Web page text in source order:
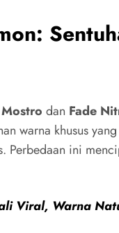
Mostro dan Fade
warna khusus
Perbedaan ini
Viral, Warna